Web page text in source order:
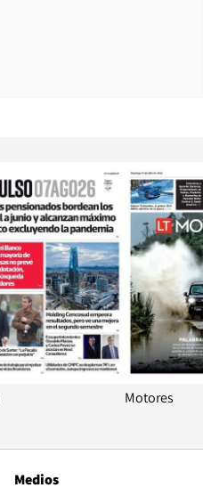
in new window Opens in
Motores
Medios